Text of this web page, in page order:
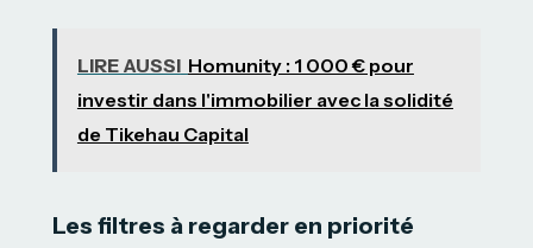
LIRE AUSSI Homunity : 1 000 € pour
investir dans l'immobilier avec la solidité
de Tikehau Capital
Les filtres à regarder en priorité